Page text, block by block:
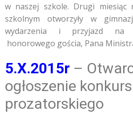
w naszej szkole. Drugi
szkolnym otworzyły w
wydarzenia i przyjazd na
honorowego gościa, Pana
5.X.2015r –
ogłoszenie
prozatorskiego